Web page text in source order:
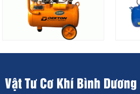
Vật Tư Cơ Khí Bình Dương